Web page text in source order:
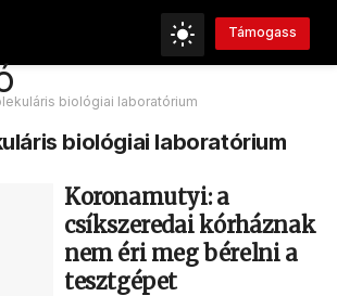
Támogass
biológiai laboratórium
biológiai laboratórium
Koronamutyi: a
csíkszeredai kórháznak
nem éri meg bérelni a
tesztgépet